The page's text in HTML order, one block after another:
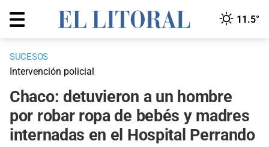
11.5°
SUCESOS
Intervención policial
Chaco: detuvieron a un hombre
por robar ropa de bebés y madres
internadas en el Hospital Perrando